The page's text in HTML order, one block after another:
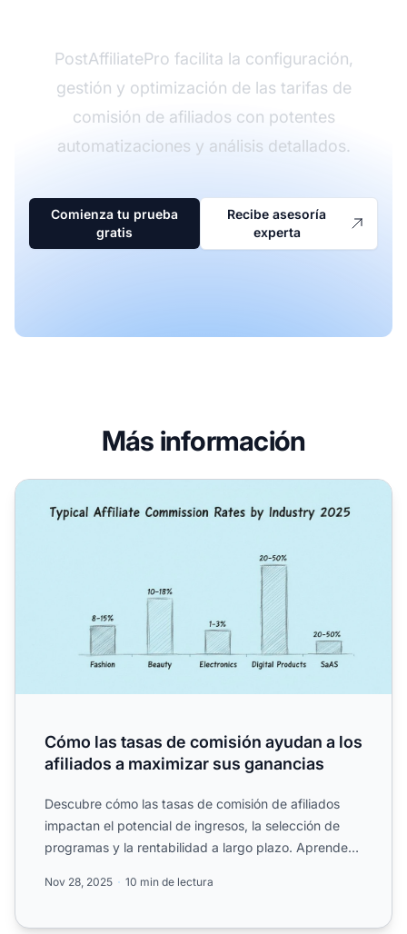
PostAffiliatePro facilita la configuración,
gestión y optimización de las tarifas de
comisión de afiliados con potentes
automatizaciones y análisis detallados.
Comienza tu prueba
gratis
Recibe asesoría
experta
Más información
Cómo las tasas de comisión ayudan a los afiliados a
Cómo las tasas de comisión ayudan a los
afiliados a maximizar sus ganancias
Descubre cómo las tasas de comisión de afiliados
impactan el potencial de ingresos, la selección de
programas y la rentabilidad a largo plazo. Aprende
Nov 28, 2025 10 min de lectura